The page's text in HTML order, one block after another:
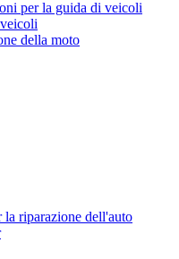
per la guida di veicoli
della moto
la riparazione dell'auto